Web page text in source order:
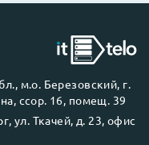
м.о. Березовский, г.
ссор. 16, помещ. 39
ул. Ткачей, д. 23, офис